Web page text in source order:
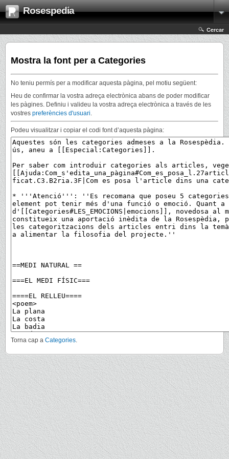
Rosespedia
Cercar
Mostra la font per a Categories
No teniu permís per a modificar aquesta pàgina, pel motiu següent:
Heu de confirmar la vostra adreça electrònica abans de poder modificar
les pàgines. Definiu i valideu la vostra adreça electrònica a través de les
vostres preferències d'usuari.
Podeu visualitzar i copiar el codi font d’aquesta pàgina:
Torna cap a Categories.